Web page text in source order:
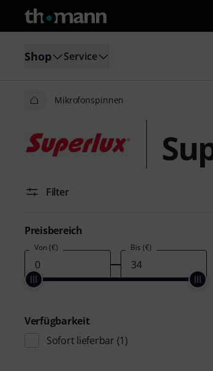
Shop Service
Mikrofonspinnen
Filter
Preisbereich
Von (€) Bis (€)
Verfügbarkeit
Sofort lieferbar (1)